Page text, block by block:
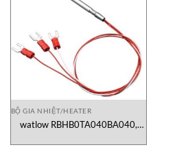
BỘ GIA NHIỆT/HEATER
watlow RBHB0TA040BA040,
cảm biến dò nhiệt độ điện trở